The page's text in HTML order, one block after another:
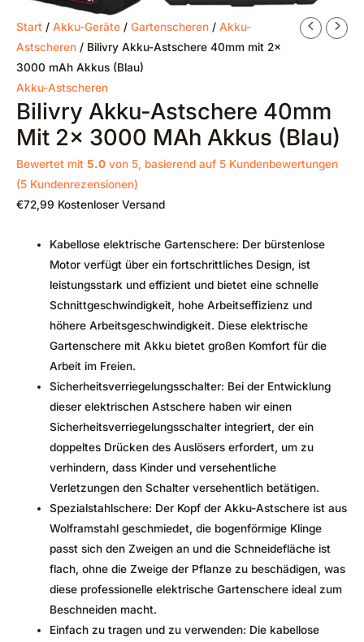
Start / Akku-Geräte / Gartenscheren / Akku-
Astscheren / Bilivry Akku-Astschere 40mm mit 2x
3000 mAh Akkus (Blau)
Akku-Astscheren
Bilivry Akku-Astschere 40mm
Mit 2x 3000 MAh Akkus (Blau)
Bewertet mit 5.0 von 5, basierend auf 5 Kundenbewertungen
(5 Kundenrezensionen)
€72,99 Kostenloser Versand
Kabellose elektrische Gartenschere: Der bürstenlose
Motor verfügt über ein fortschrittliches Design, ist
leistungsstark und effizient und bietet eine schnelle
Schnittgeschwindigkeit, hohe Arbeitseffizienz und
höhere Arbeitsgeschwindigkeit. Diese elektrische
Gartenschere mit Akku bietet großen Komfort für die
Arbeit im Freien.
Sicherheitsverriegelungsschalter: Bei der Entwicklung
dieser elektrischen Astschere haben wir einen
Sicherheitsverriegelungsschalter integriert, der ein
doppeltes Drücken des Auslösers erfordert, um zu
verhindern, dass Kinder und versehentliche
Verletzungen den Schalter versehentlich betätigen.
Spezialstahlschere: Der Kopf der Akku-Astschere ist aus
Wolframstahl geschmiedet, die bogenförmige Klinge
passt sich den Zweigen an und die Schneidefläche ist
flach, ohne die Zweige der Pflanze zu beschädigen, was
diese professionelle elektrische Gartenschere ideal zum
Beschneiden macht.
Einfach zu tragen und zu verwenden: Die kabellose